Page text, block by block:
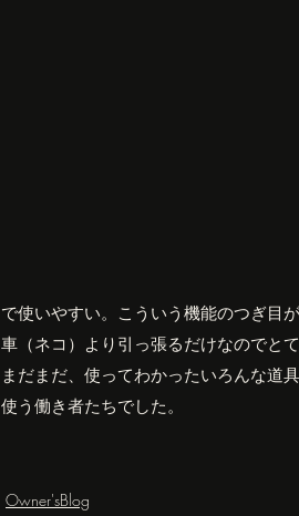
で使いやすい。こういう機能のつぎ目
車（ネコ）より引っ張るだけなのでと
まだまだ、使ってわかったいろんな道
使う働き者たちでした。
Owner'sBlog